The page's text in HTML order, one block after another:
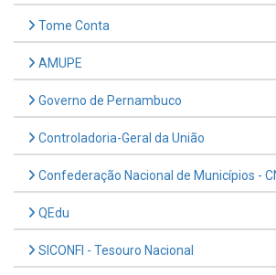
Tome Conta
AMUPE
Governo de Pernambuco
Controladoria-Geral da União
Confederação Nacional de Municípios -
QEdu
SICONFI - Tesouro Nacional